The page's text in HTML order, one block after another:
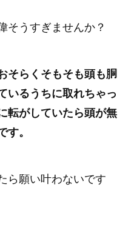
うすぎませんか？
らくそもそも頭も胴
いるうちに取れちゃっ
転がしていたら頭が無
す。
ら願い叶わないです